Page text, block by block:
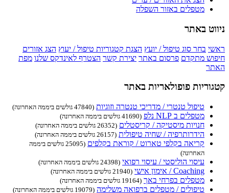
מטפלים באזור השפלה
ניווט באתר
ראשי בחר סוג טיפול / יועץ הצגת קטגוריות טיפול / יעוץ הצג אזורים
חיפוש מתקדם פרסום באתר יצירת קשר הצטרף לאינדקס שלנו מפת
האתר
קטגוריות פופולאריות באתר
טיפול טנטרי / מדריכי טנטרה וזוגיות (47840 גולשים ביממה האחרונה)
מטפלים ב NLP נלפ (41690 גולשים ביממה האחרונה)
חנויות מיסטיקה / קריסטלים (26352 גולשים ביממה האחרונה)
הידרותרפיה / שחיה טיפולית (26157 גולשים ביממה האחרונה)
קריאה בקלפי טארוט / קוראת בקלפים
(25095 גולשים ביממה
האחרונה)
עיסוי הוליסטי / עיסוי רפואי (24398 גולשים ביממה האחרונה)
Coaching / אימון אישי (21940 גולשים ביממה האחרונה)
מטפלים בפרחי באך (19164 גולשים ביממה האחרונה)
טיפולים / מטפלים ברפואה משלימה (19079 גולשים ביממה האחרונה)